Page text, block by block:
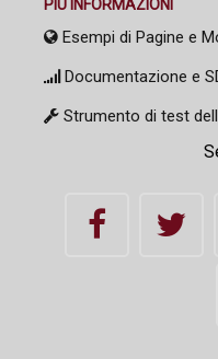
PIÙ INFORMAZIONI
Esempi di Pagine e
Documentazione e
Strumento di test